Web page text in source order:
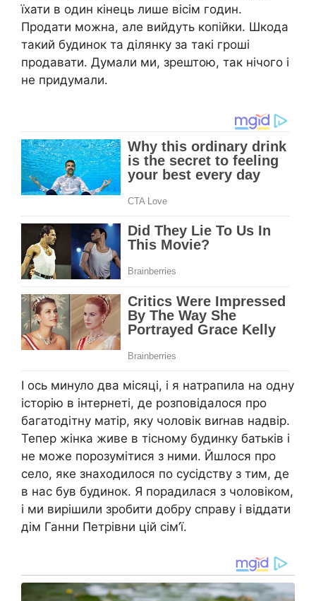
їхати в один кінець лише вісім годин.
Продати можна, але вийдуть копійки. Шкода
такий будинок та ділянку за такі гроші
продавати. Думали ми, зрештою, так нічого і
не придумали.
І ось минуло два місяці, і я натрапила на одну
історію в інтернеті, де розповідалося про
багатодітну матір, яку чоловік виrнав надвір.
Тепер жінка живе в тісному будинку батьків і
не може порозумітися з ними. Йшлося про
село, яке знаходилося по сусідству з тим, де
в нас був будинок. Я порадилася з чоловіком,
і ми вирішили зробити добру справу і віддати
дім Ганни Петрівни цій сім’ї.